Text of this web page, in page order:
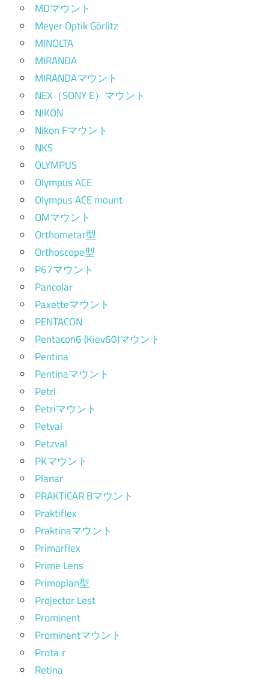
MDマウント
Meyer Optik Görlitz
MINOLTA
MIRANDA
MIRANDAマウント
NEX（SONY E）マウント
NIKON
Nikon Fマウント
NKS
OLYMPUS
Olympus ACE
Olympus ACE mount
OMマウント
Orthometar型
Orthoscope型
P67マウント
Pancolar
Paxetteマウント
PENTACON
Pentacon6 (Kiev60)マウント
Pentina
Pentinaマウント
Petri
Petriマウント
Petval
Petzval
PKマウント
Planar
PRAKTICAR Bマウント
Praktiflex
Praktinaマウント
Primarflex
Prime Lens
Primoplan型
Projector Lest
Prominent
Prominentマウント
Protaｒ
Retina